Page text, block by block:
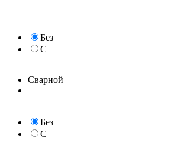
Без
С
Сварной
Без
С